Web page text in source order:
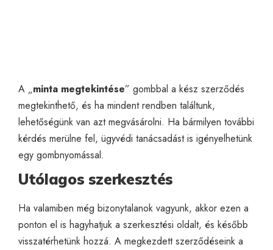
A „minta megtekintése” gombbal a kész szerződés
megtekinthető, és ha mindent rendben találtunk,
lehetőségünk van azt megvásárolni. Ha bármilyen további
kérdés merülne fel, ügyvédi tanácsadástis igényelhetünk
egy gombnyomással.
Utólagos szerkesztés
Ha valamiben még bizonytalanok vagyunk, akkor ezen a
ponton el is hagyhatjuk a szerkesztési oldalt, és később
visszatérhetünk hozzá. A megkezdett szerződéseink a